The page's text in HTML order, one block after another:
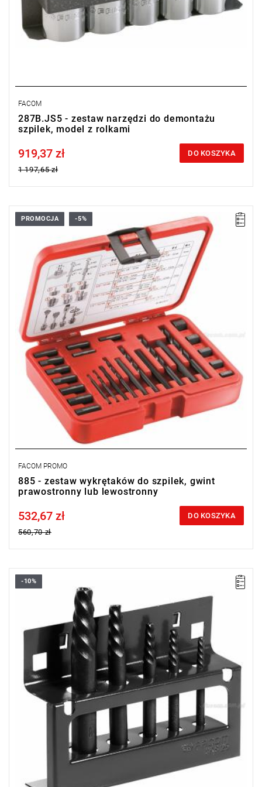
FACOM
287B.JS5 - zestaw narzędzi do demontażu
szpilek, model z rolkami
Price tax included
919,37 zł
1 197,65 zł
DO KOSZYKA
• Wykręcanie przez nawiercenie i osadzenie wykrętaka 6-
• Zakres: szpilki od Ø 6 do 14 mm.
• Gwint prawostronny lub lewostronny.
• Dostarczany w kasecie 165 x 130 x 25 mm.
• Masa: 0,540 kg.
Typ gwarancji: L
PROMOCJA -5%
FACOM PROMO
885 - zestaw wykrętaków do szpilek, gwint
prawostronny lub lewostronny
Price tax included
532,67 zł
560,70 zł
DO KOSZYKA
Wymiary: 100 x 90 x 25.
Wiertła: 285.4-5-6-8-11.
Pakowanie: CKS.25A.
D max: 18 mm.
-10%